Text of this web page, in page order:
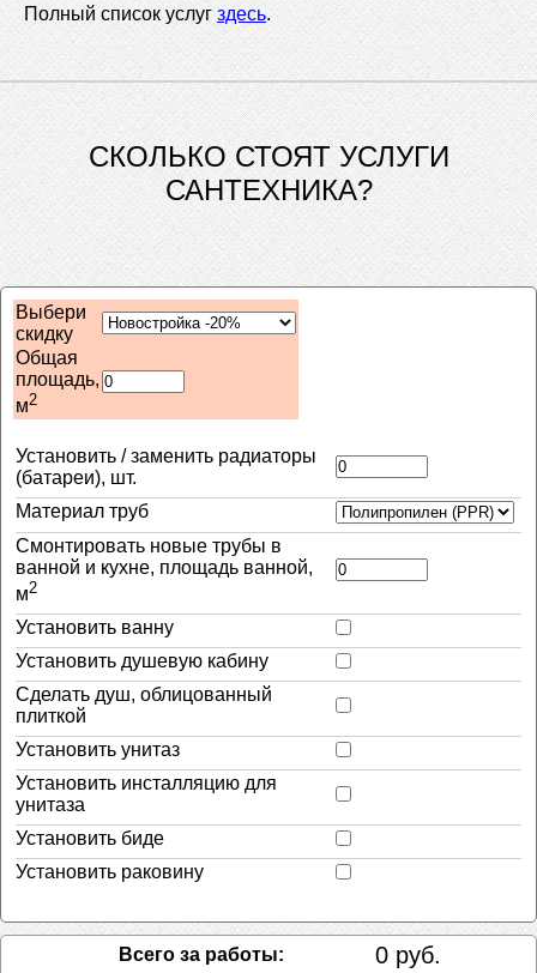
Полный список услуг здесь.
СКОЛЬКО СТОЯТ УСЛУГИ
САНТЕХНИКА?
Выбери
скидку
Общая
площадь,
м2
Установить / заменить радиаторы
(батареи), шт.
Материал труб
Смонтировать новые трубы в
ванной и кухне, площадь ванной,
м2
Установить ванну
Установить душевую кабину
Сделать душ, облицованный
плиткой
Установить унитаз
Установить инсталляцию для
унитаза
Установить биде
Установить раковину
Всего за работы: 0 руб.